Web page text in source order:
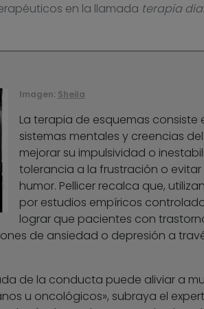
en la llamada terapia
Imagen: Sheila
La terapia de esquemas consiste
sistemas mentales y creencias
mejorar su impulsividad o
tolerancia a la frustración o
humor. Pellicer recalca que,
por estudios empíricos
lograr que pacientes con
de ansiedad o depresión a
de la conducta puede aliviar a
u oncológicos», subraya el